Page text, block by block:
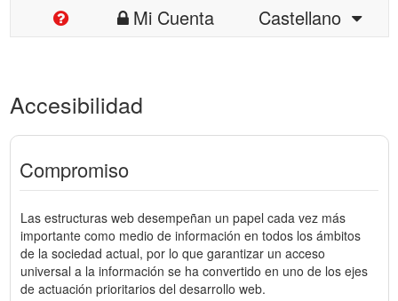
Mi Cuenta
Castellano
Accesibilidad
Compromiso
Las estructuras web desempeñan un papel cada vez más
importante como medio de información en todos los ámbitos
de la sociedad actual, por lo que garantizar un acceso
universal a la información se ha convertido en uno de los ejes
de actuación prioritarios del desarrollo web.